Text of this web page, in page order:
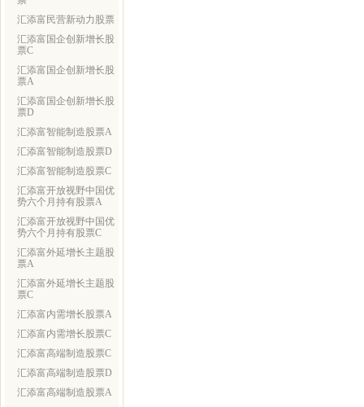
汇添富民营新动力股票
汇添富国企创新增长股
票C
汇添富国企创新增长股
票A
汇添富国企创新增长股
票D
汇添富智能制造股票A
汇添富智能制造股票D
汇添富智能制造股票C
汇添富开放视野中国优
势六个月持有股票A
汇添富开放视野中国优
势六个月持有股票C
汇添富外延增长主题股
票A
汇添富外延增长主题股
票C
汇添富内需增长股票A
汇添富内需增长股票C
汇添富高端制造股票C
汇添富高端制造股票D
汇添富高端制造股票A